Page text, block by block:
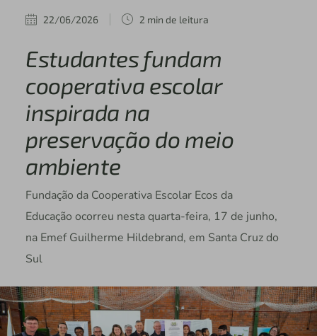
22/06/2026 2 min de leitura
Estudantes fundam
cooperativa escolar
inspirada na
preservação do meio
ambiente
Fundação da Cooperativa Escolar Ecos da
Educação ocorreu nesta quarta-feira, 17 de junho,
na Emef Guilherme Hildebrand, em Santa Cruz do
Sul